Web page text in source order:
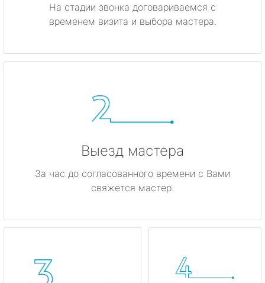
На стадии звонка договариваемся с
временем визита и выбора мастера.
Выезд мастера
За час до согласованного времени с Вами
свяжется мастер.